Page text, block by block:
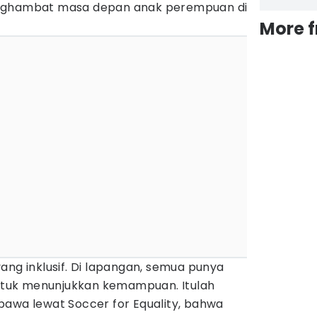
masa depan anak perempuan di
inklusif. Di lapangan, semua punya
menunjukkan kemampuan. Itulah
lewat Soccer for Equality, bahwa
More